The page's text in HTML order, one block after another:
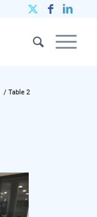
/ Table 2